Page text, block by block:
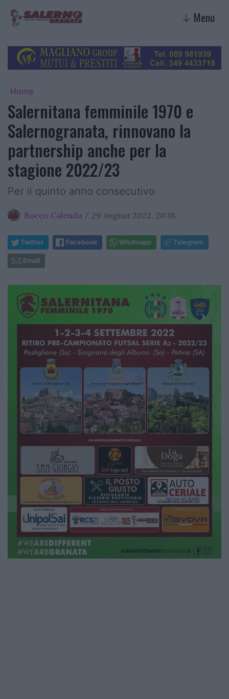
↓ Menu
Home
Salernitana femminile 1970 e
Salernogranata, rinnovano la
partnership anche per la
stagione 2022/23
Per il quinto anno consecutivo
Rocco Calenda / 29 August 2022, 20:18
Twitter Facebook Whatsapp Telegram
Email